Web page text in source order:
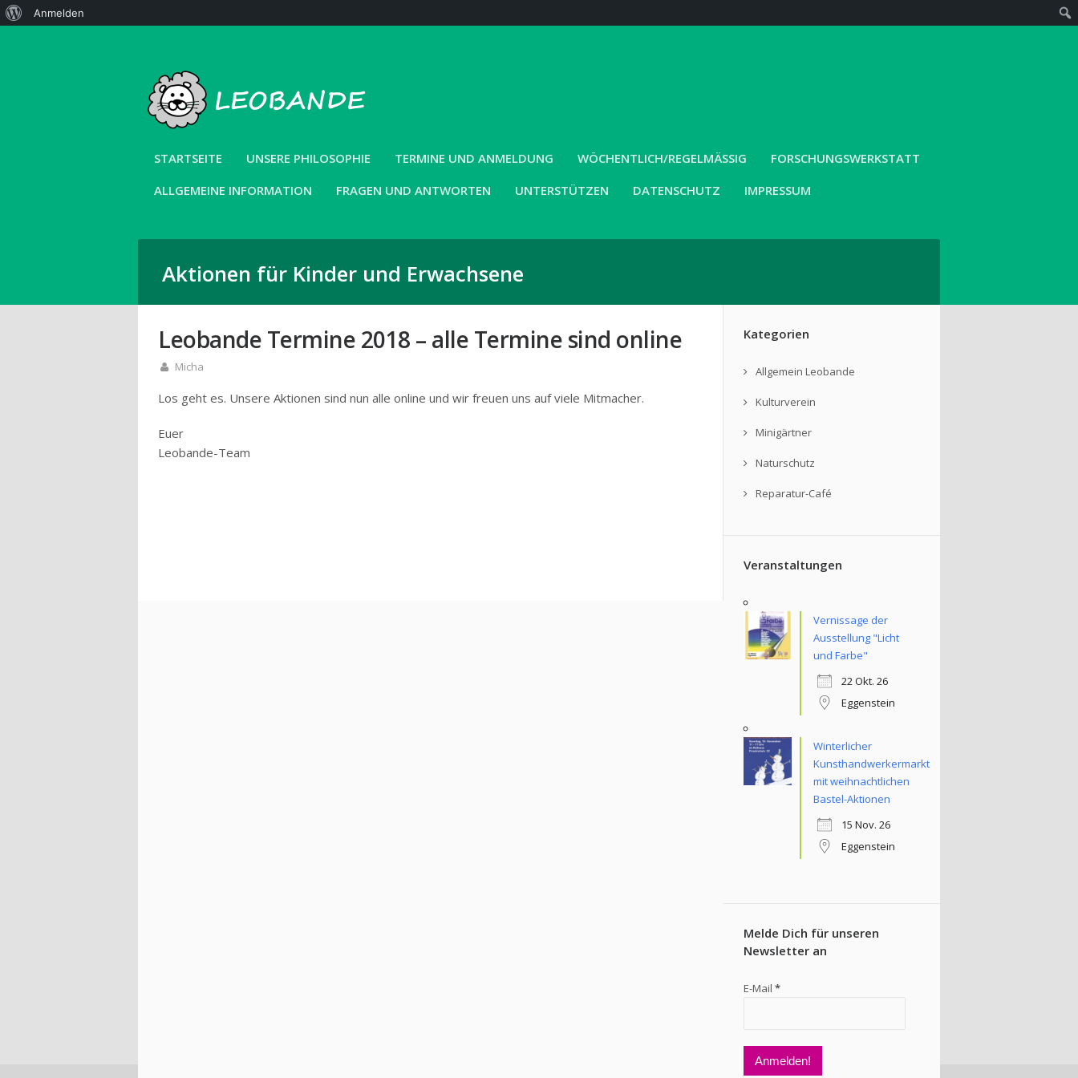
STARTSEITE UNSERE PHILOSOPHIE TERMINE UND ANMELDUNG WÖCHENTLICH/REGELMÄSSIG
FORSCHUNGSWERKSTATT
ALLGEMEINE INFORMATION
FRAGEN UND ANTWORTEN UNTERSTÜTZEN DATENSCHUTZ IMPRESSUM
Aktionen für Kinder und Erwachsene
Leobande Termine 2018 – alle Termine sind online
Micha
Los geht es. Unsere Aktionen sind nun alle online und wir freuen uns auf viele Mitmacher.
Euer
Leobande-Team
Kategorien
Allgemein Leobande
Kulturverein
Minigärtner
Naturschutz
Reparatur-Café
Veranstaltungen
Vernissage der
Ausstellung "Licht
und Farbe"
22 Okt. 26
Eggenstein
Winterlicher
Kunsthandwerkermarkt
mit weihnachtlichen
Bastel-Aktionen
15 Nov. 26
Eggenstein
Melde Dich für unseren
Newsletter an
E-Mail *
Über
Anmelden